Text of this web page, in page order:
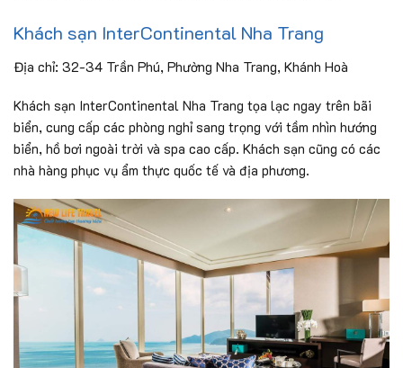
Khách sạn InterContinental Nha Trang
Địa chỉ: 32-34 Trần Phú, Phường Nha Trang, Khánh Hoà
Khách sạn InterContinental Nha Trang tọa lạc ngay trên bãi
biển, cung cấp các phòng nghỉ sang trọng với tầm nhìn hướng
biển, hồ bơi ngoài trời và spa cao cấp. Khách sạn cũng có các
nhà hàng phục vụ ẩm thực quốc tế và địa phương.